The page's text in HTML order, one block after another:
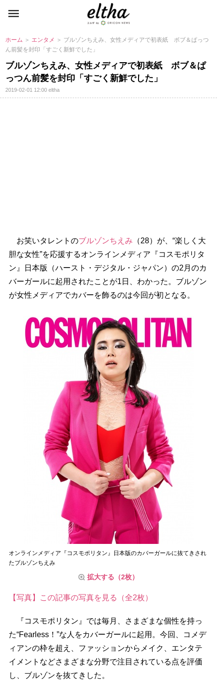
ホーム ＞ エンタメ ＞ ブルゾンちえみ、女性メディアで初表紙 ボブ＆ぱっつ
ん前髪を封印「すごく新鮮でした」
ブルゾンちえみ、女性メディアで初表紙 ボブ＆ぱ
っつん前髪を封印「すごく新鮮でした」
2019-02-01 12:00eltha
お笑いタレントのブルゾンちえみ （28）が、“楽しく大
胆な女性”を応援するオンラインメディア『コスモポリタ
ン』日本版（ハースト・デジタル・ジャパン）の2月のカ
バーガールに起用されたことが1日、わかった。ブルゾン
が女性メディアでカバーを飾るのは今回が初となる。
オンラインメディア『コスモポリタン』日本版のカバーガールに抜てきされ
たブルゾンちえみ
拡大する（2枚）
【写真】この記事の写真を見る（全2枚）
『コスモポリタン』では毎月、さまざまな個性を持っ
た“Fearless！”な人をカバーガールに起用。今回、コメデ
ィアンの枠を超え、ファッションからメイク、エンタテ
イメントなどさまざまな分野で注目されている点を評価
し、ブルゾンを抜てきした。